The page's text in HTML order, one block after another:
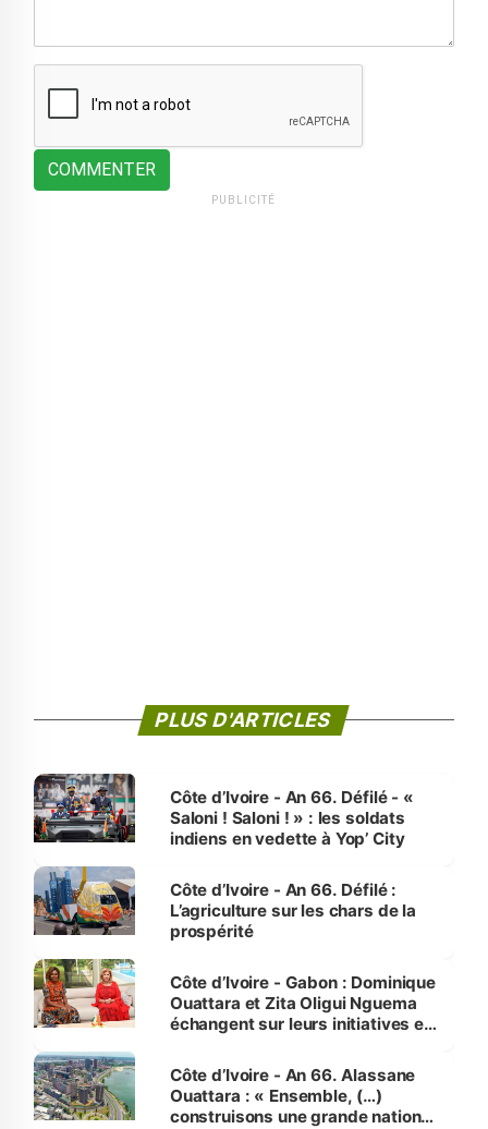
COMMENTER
PUBLICITÉ
PLUS D'ARTICLES
Côte d’Ivoire - An 66. Défilé - «
Saloni ! Saloni ! » : les soldats
indiens en vedette à Yop’ City
Côte d’Ivoire - An 66. Défilé :
L’agriculture sur les chars de la
prospérité
Côte d’Ivoire - Gabon : Dominique
Ouattara et Zita Oligui Nguema
échangent sur leurs initiatives en
enfants
Côte d’Ivoire - An 66. Alassane
Ouattara : « Ensemble, (…)
construisons une grande nation